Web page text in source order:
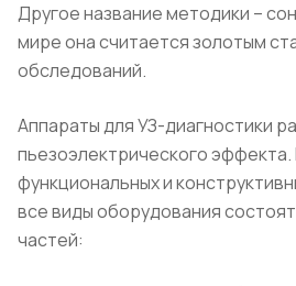
Другое название методики –
мире она считается золотым
обследований.
Аппараты для УЗ-диагностики
пьезоэлектрического
функциональных и
все виды оборудования
частей: